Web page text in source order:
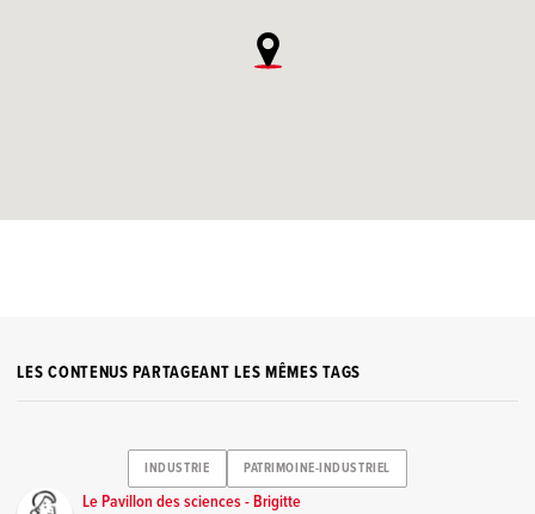
LES CONTENUS PARTAGEANT LES MÊMES TAGS
INDUSTRIE PATRIMOINE-INDUSTRIEL
Le Pavillon des sciences - Brigitte